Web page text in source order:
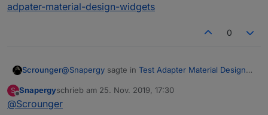
adpater-material-design-widgets
0
Scrounger@Snapergy sagte in Test Adapter Material Design
S
Offline
Snapergyschrieb am 25. Nov. 2019, 17:30
zuletzt editiert von
@Scrounger